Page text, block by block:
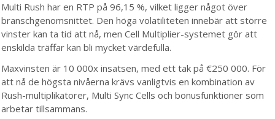
Multi Rush har en RTP på 96,15 %, vilket ligger något över
branschgenomsnittet. Den höga volatiliteten innebär att större
vinster kan ta tid att nå, men Cell Multiplier-systemet gör att
enskilda träffar kan bli mycket värdefulla.
Maxvinsten är 10 000x insatsen, med ett tak på €250 000. För
att nå de högsta nivåerna krävs vanligtvis en kombination av
Rush-multiplikatorer, Multi Sync Cells och bonusfunktioner som
arbetar tillsammans.